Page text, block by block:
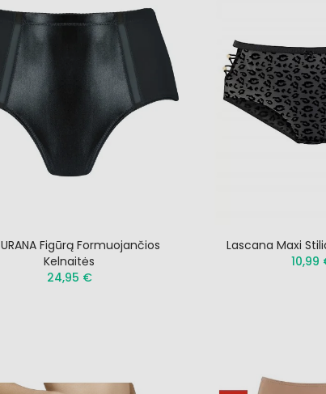
Figūrą Formuojančios
Kelnaitės
24,95 €
Lascana Maxi
10,99